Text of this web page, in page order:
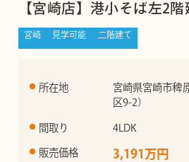
【宮崎店】港小そば左2階
宮崎 見学可能 二階建て
所在地
宮崎県宮崎市稗
区9-2）
間取り 4LDK
販売価格 3,191万円